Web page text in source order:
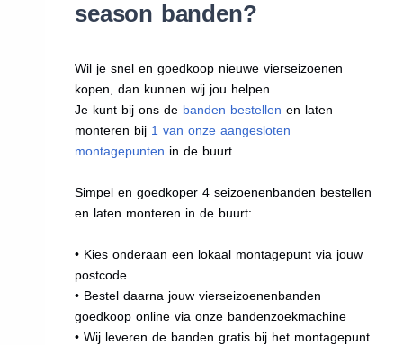
season banden?
Wil je snel en goedkoop nieuwe vierseizoenen
kopen, dan kunnen wij jou helpen.
Je kunt bij ons de banden bestellen en laten
monteren bij 1 van onze aangesloten
montagepunten in de buurt.
Simpel en goedkoper 4 seizoenenbanden bestellen
en laten monteren in de buurt:
• Kies onderaan een lokaal montagepunt via jouw
postcode
• Bestel daarna jouw vierseizoenenbanden
goedkoop online via onze bandenzoekmachine
• Wij leveren de banden gratis bij het montagepunt